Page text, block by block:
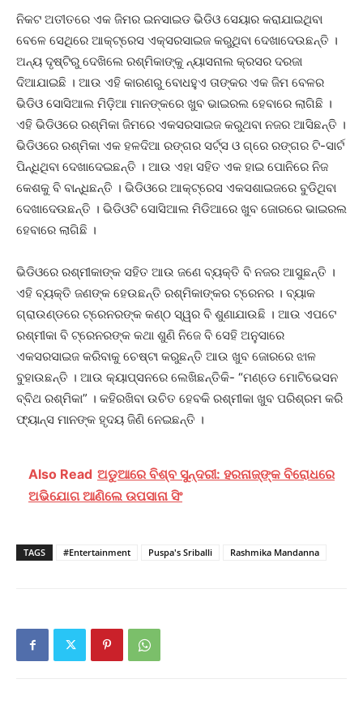
ନିକଟ ଅତୀତରେ ଏକ ଜିମର ଇନସାଇଡ ଭିଡିଓ ସେୟାର କରାଯାଇଥିବା
ବେଳେ ସେଥିରେ ଆକ୍ଟ୍ରେସ ଏକ୍ସରସାଇଜ କରୁଥିବା ଦେଖାଦେଉଛନ୍ତି ।
ଅନ୍ୟ ଦୃଷ୍ଟିରୁ ଦେଖିଲେ ରଶ୍ମିକାଙ୍କୁ ନ୍ୟାସନାଲ କ୍ରସର ଦରଜା
ଦିଆଯାଇଛି । ଆଉ ଏହି କାରଣରୁ ବୋଧହୁଏ ତାଙ୍କର ଏକ ଜିମ ବେଳର
ଭିଡିଓ ସୋସିଆଲ ମିଡ଼ିଆ ମାନଙ୍କରେ ଖୁବ ଭାଇରଲ ହେବାରେ ଲାଗିଛି ।
ଏହି ଭିଡିଓରେ ରଶ୍ମିକା ଜିମରେ ଏକସରସାଇଜ କରୁଥବା ନଜର ଆସିଛନ୍ତି ।
ଭିଡିଓରେ ରଶ୍ମିକା ଏକ ହଳଦିଆ ରଙ୍ଗର ସର୍ଟ୍ସ ଓ ଗ୍ରେ ରଙ୍ଗର ଟି-ସାର୍ଟ
ପିନ୍ଧିଥିବା ଦେଖାଦେଇଛନ୍ତି । ଆଉ ଏହା ସହିତ ଏକ ହାଇ ପୋନିରେ ନିଜ
କେଶକୁ ବି ବାନ୍ଧିଛନ୍ତି । ଭିଡିଓରେ ଆକ୍ଟ୍ରେସ ଏକସଶାଇଜରେ ବୁଡିଥିବା
ଦେଖାଦେଉଛନ୍ତି । ଭିଡିଓଟି ସୋସିଆଲ ମିଡିଆରେ ଖୁବ ଜୋରରେ ଭାଇରଲ
ହେବାରେ ଲାଗିଛି ।
ଭିଡିଓରେ ରଶ୍ମୀକାଙ୍କ ସହିତ ଆଉ ଜଣେ ବ୍ୟକ୍ତି ବି ନଜର ଆସୁଛନ୍ତି ।
ଏହି ବ୍ୟକ୍ତି ଜଣଙ୍କ ହେଉଛନ୍ତି ରଶ୍ମିକାଙ୍କର ଟ୍ରେନର । ବ୍ୟାକ
ଗ୍ରାଉଣ୍ଡରେ ଟ୍ରେନରଙ୍କ କଣ୍ଠ ସ୍ୱର ବି ଶୁଣାଯାଉଛି । ଆଉ ଏପଟେ
ରଶ୍ମୀକା ବି ଟ୍ରେନରଙ୍କ କଥା ଶୁଣି ନିଜେ ବି ସେହି ଅନୁସାରେ
ଏକସରସାଇଜ କରିବାକୁ ଚେଷ୍ଟା କରୁଛନ୍ତି ଆଉ ଖୁବ ଜୋରରେ ଝାଳ
ବୁହାଉଛନ୍ତି । ଆଉ କ୍ୟାପ୍ସନରେ ଲେଖିଛନ୍ତିକି- “ମଣ୍ଡେ ମୋଟିଭେସନ
ବ୍ବିଥ ରଶ୍ମିକା” । କହିରଖିବା ଉଚିତ ହେବକି ରଶ୍ମୀକା ଖୁବ ପରିଶ୍ରମ କରି
ଫ୍ୟାନ୍ସ ମାନଙ୍କ ହୃଦୟ ଜିଣି ନେଇଛନ୍ତି ।
Also Read ଅଡୁଆରେ ବିଶ୍ବ ସୁନ୍ଦରୀ: ହରନାଜ୍‌ଙ୍କ ବିରୋଧରେ
ଅଭିଯୋଗ ଆଣିଲେ ଉପସାନା ସିଂ
TAGS #Entertainment Puspa's Sriballi Rashmika Mandanna